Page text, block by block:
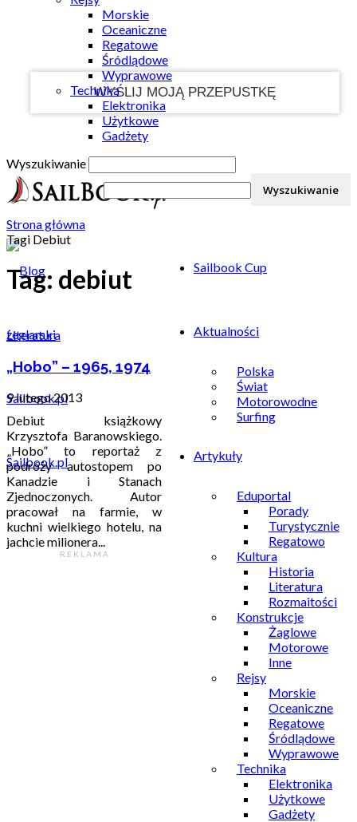
Morskie
Oceaniczne
Regatowe
Śródlądowe
Wyprawowe
Technika
Elektronika
Użytkowe
Gadżety
Wyszukiwanie
Sailbook.pl
Sailbook Cup
Aktualności
Polska
Świat
Motorowodne
Surfing
Artykuły
Eduportal
Porady
Turystycznie
Regatowo
Kultura
Historia
Literatura
Rozmaitości
Konstrukcje
Żaglowe
Motorowe
Inne
Rejsy
Morskie
Oceaniczne
Regatowe
Śródlądowe
Wyprawowe
Technika
Elektronika
Użytkowe
Gadżety
Strona główna
Tagi Debiut
Tag: debiut
Literatura
„Hobo” – 1965, 1974
9 lutego 2013
Debiut książkowy
Krzysztofa Baranowskiego.
„Hobo” to reportaż z
podróży autostopem po
Kanadzie i Stanach
Zjednoczonych. Autor
pracował na farmie, w
kuchni wielkiego hotelu, na
jachcie milionera...
R E K L A M A